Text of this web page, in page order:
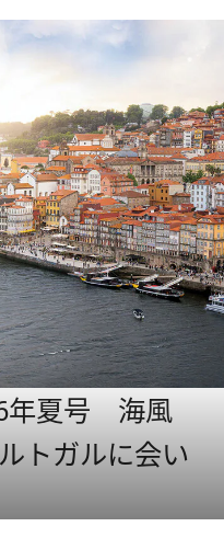
年夏号 海風
トガルに会い